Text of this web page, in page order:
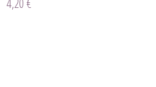
4,20 €